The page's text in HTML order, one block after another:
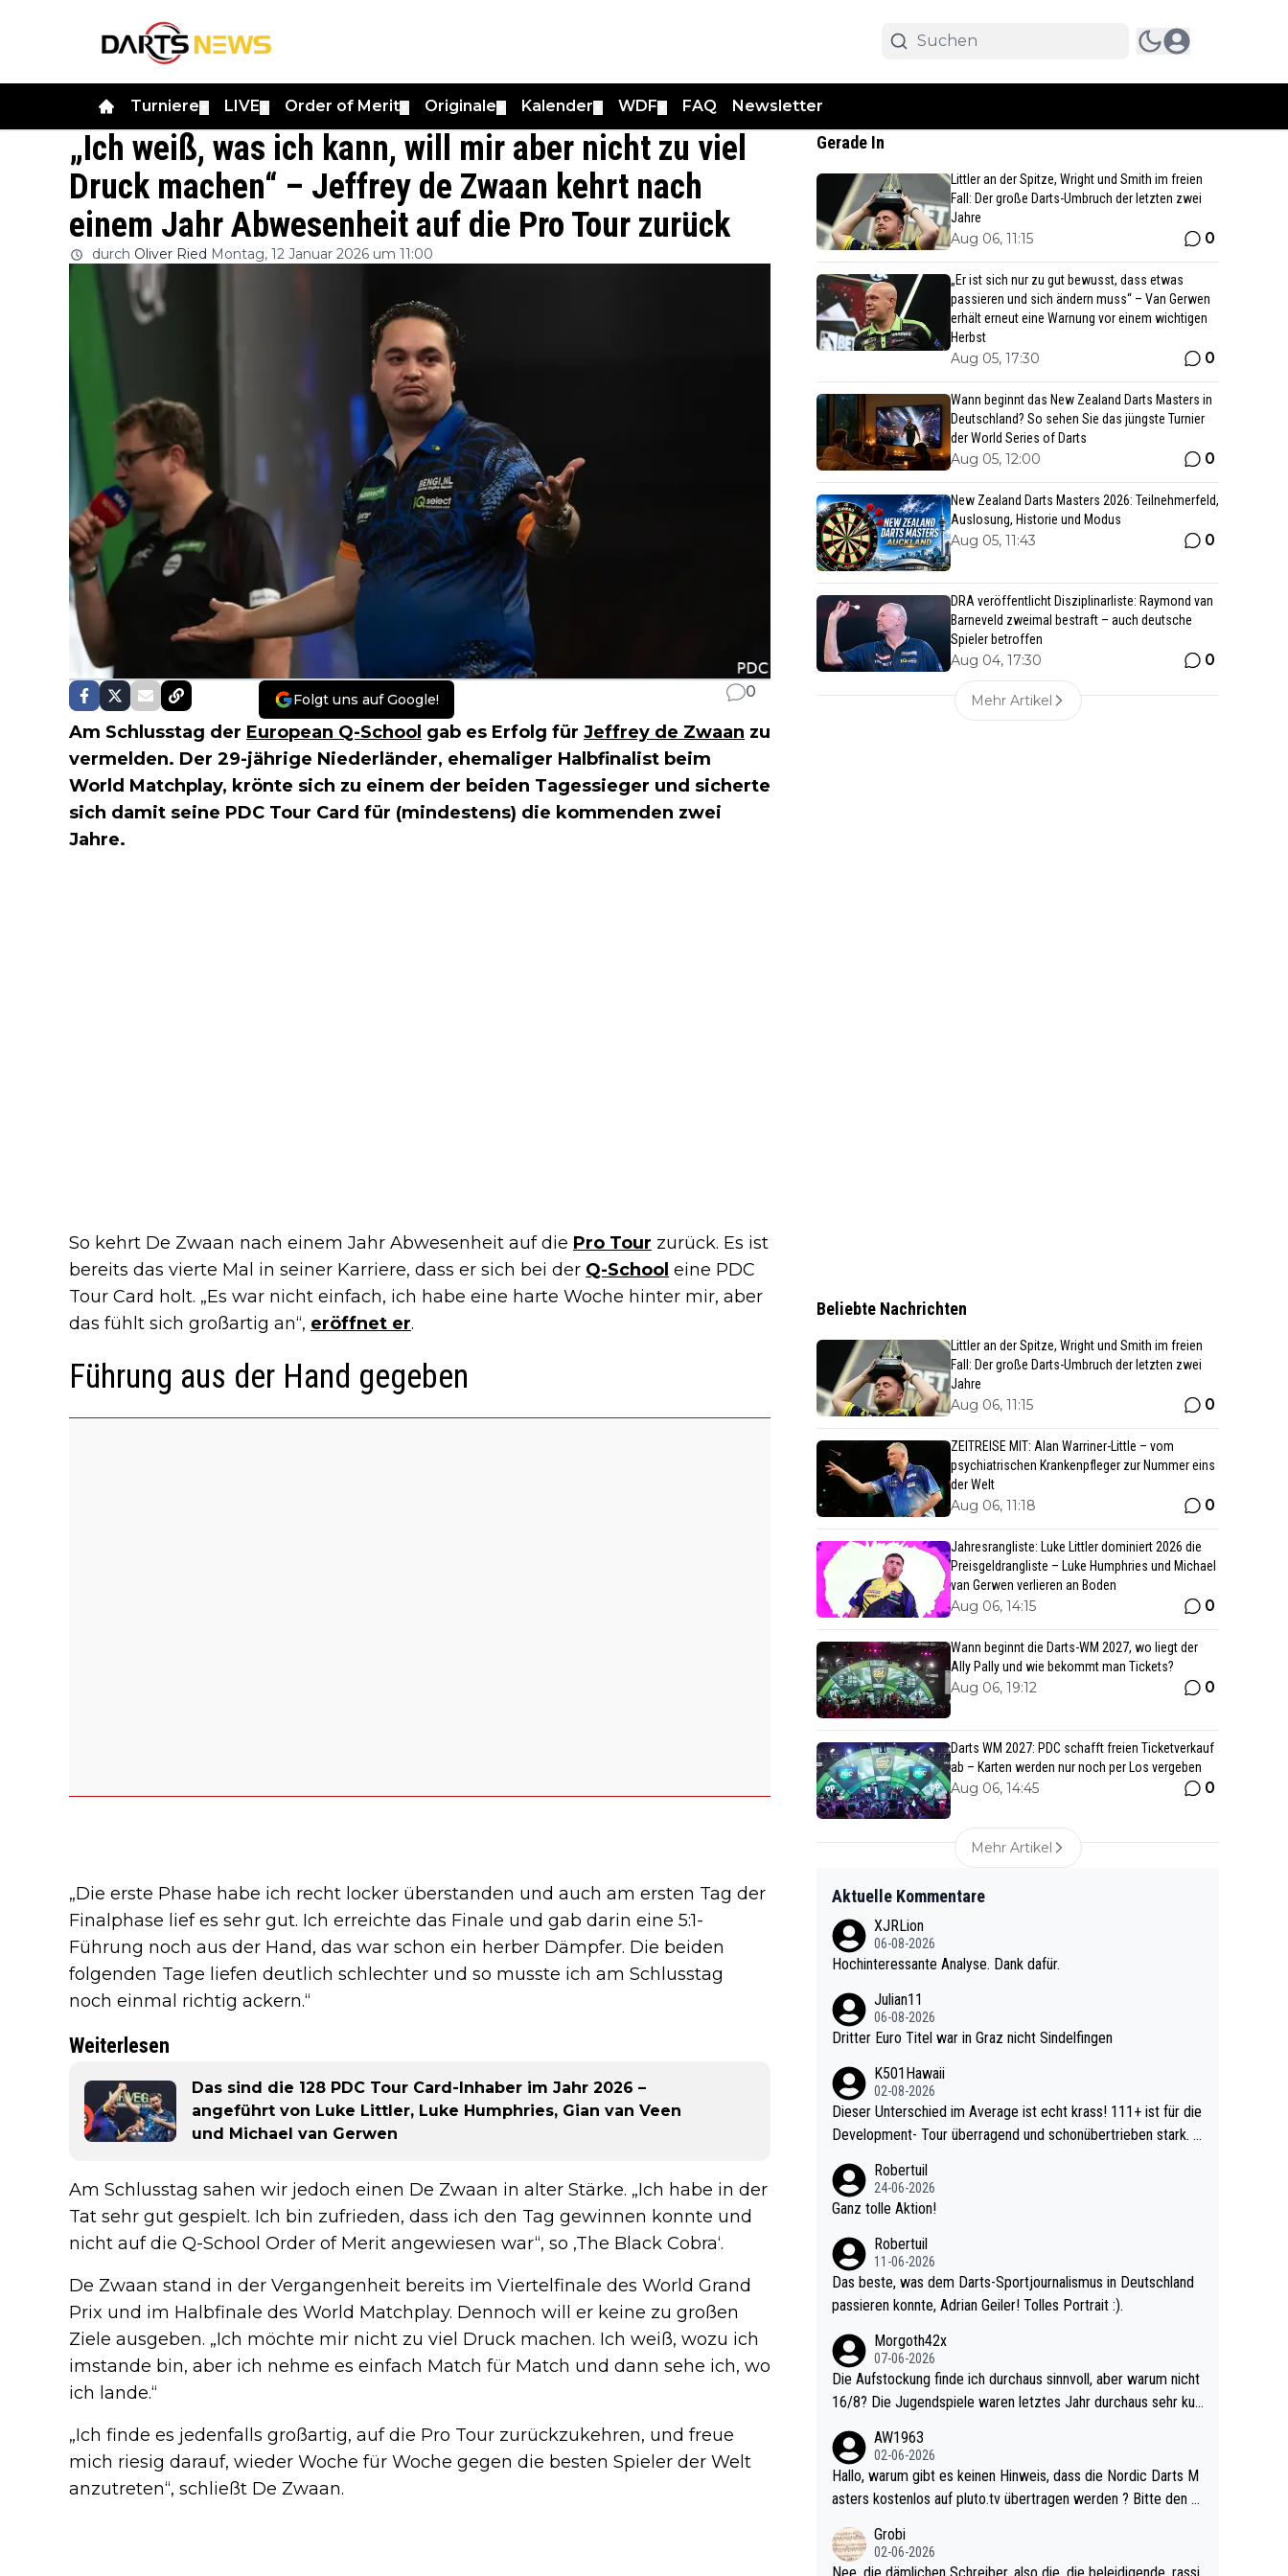
Turniere LIVE Order of Merit Originale Kalender WDF FAQ Newsletter
„Ich weiß, was ich kann, will mir aber nicht zu viel
Druck machen“ – Jeffrey de Zwaan kehrt nach
einem Jahr Abwesenheit auf die Pro Tour zurück
durch Oliver Ried Montag, 12 Januar 2026 um 11:00
Folgt uns auf Google! 0
Am Schlusstag der European Q-School gab es Erfolg für Jeffrey de Zwaan zu
vermelden. Der 29-jährige Niederländer, ehemaliger Halbfinalist beim
World Matchplay, krönte sich zu einem der beiden Tagessieger und sicherte
sich damit seine PDC Tour Card für (mindestens) die kommenden zwei
Jahre.
So kehrt De Zwaan nach einem Jahr Abwesenheit auf die Pro Tour zurück. Es ist
bereits das vierte Mal in seiner Karriere, dass er sich bei der Q-School eine PDC
Tour Card holt. „Es war nicht einfach, ich habe eine harte Woche hinter mir, aber
das fühlt sich großartig an“, eröffnet er.
Führung aus der Hand gegeben
„Die erste Phase habe ich recht locker überstanden und auch am ersten Tag der
Finalphase lief es sehr gut. Ich erreichte das Finale und gab darin eine 5:1-
Führung noch aus der Hand, das war schon ein herber Dämpfer. Die beiden
folgenden Tage liefen deutlich schlechter und so musste ich am Schlusstag
noch einmal richtig ackern.“
Weiterlesen
Das sind die 128 PDC Tour Card-Inhaber im Jahr 2026 –
angeführt von Luke Littler, Luke Humphries, Gian van Veen
und Michael van Gerwen
Am Schlusstag sahen wir jedoch einen De Zwaan in alter Stärke. „Ich habe in der
Tat sehr gut gespielt. Ich bin zufrieden, dass ich den Tag gewinnen konnte und
nicht auf die Q-School Order of Merit angewiesen war“, so ‚The Black Cobra‘.
De Zwaan stand in der Vergangenheit bereits im Viertelfinale des World Grand
Prix und im Halbfinale des World Matchplay. Dennoch will er keine zu großen
Ziele ausgeben. „Ich möchte mir nicht zu viel Druck machen. Ich weiß, wozu ich
imstande bin, aber ich nehme es einfach Match für Match und dann sehe ich, wo
ich lande.“
„Ich finde es jedenfalls großartig, auf die Pro Tour zurückzukehren, und freue
mich riesig darauf, wieder Woche für Woche gegen die besten Spieler der Welt
anzutreten“, schließt De Zwaan.
Gerade In
Littler an der Spitze, Wright und Smith im freien
Fall: Der große Darts-Umbruch der letzten zwei
Jahre
Aug 06, 11:15 0
„Er ist sich nur zu gut bewusst, dass etwas
passieren und sich ändern muss“ – Van Gerwen
erhält erneut eine Warnung vor einem wichtigen
Herbst
Aug 05, 17:30 0
Wann beginnt das New Zealand Darts Masters in
Deutschland? So sehen Sie das jüngste Turnier
der World Series of Darts
Aug 05, 12:00 0
New Zealand Darts Masters 2026: Teilnehmerfeld,
Auslosung, Historie und Modus
Aug 05, 11:43 0
DRA veröffentlicht Disziplinarliste: Raymond van
Barneveld zweimal bestraft – auch deutsche
Spieler betroffen
Aug 04, 17:30 0
Mehr Artikel
Beliebte Nachrichten
Littler an der Spitze, Wright und Smith im freien
Fall: Der große Darts-Umbruch der letzten zwei
Jahre
Aug 06, 11:15 0
ZEITREISE MIT: Alan Warriner-Little – vom
psychiatrischen Krankenpfleger zur Nummer eins
der Welt
Aug 06, 11:18 0
Jahresrangliste: Luke Littler dominiert 2026 die
Preisgeldrangliste – Luke Humphries und Michael
van Gerwen verlieren an Boden
Aug 06, 14:15 0
Wann beginnt die Darts-WM 2027, wo liegt der
Ally Pally und wie bekommt man Tickets?
Aug 06, 19:12 0
Darts WM 2027: PDC schafft freien Ticketverkauf
ab – Karten werden nur noch per Los vergeben
Aug 06, 14:45 0
Mehr Artikel
Aktuelle Kommentare
XJRLion
06-08-2026
Hochinteressante Analyse. Dank dafür.
Julian11
06-08-2026
Dritter Euro Titel war in Graz nicht Sindelfingen
K501Hawaii
02-08-2026
Dieser Unterschied im Average ist echt krass! 111+ ist für die
Development- Tour überragend und schonübertrieben stark. U
e mal 40+ erst recht. Da gewinnst keinen Blumentopf - ist ja n
och krasser wie ein Pokalspiel eines Kreisligisten vs einem Bu
Robertuil
24-06-2026
Ganz tolle Aktion!
Robertuil
11-06-2026
Das beste, was dem Darts-Sportjournalismus in Deutschland
passieren konnte, Adrian Geiler! Tolles Portrait :).
Morgoth42x
07-06-2026
Die Aufstockung finde ich durchaus sinnvoll, aber warum nicht
16/8? Die Jugendspiele waren letztes Jahr durchaus sehr kur
l. Allerdings ist Mitchell Lawrie als Nummer 1 der Welt eh quali
fiziert. Somit ändert die automatische Qualifikation des Weltm
eisters erstmal nichts. Ich denke sie wollen damit für nächste
d wohl wenig WDF Turniere spielen. Dies war bei Archie Self l
etztes Jahr der Fall. Er musste als amtierender Weltmeister d
AW1963
02-06-2026
Hallo, warum gibt es keinen Hinweis, dass die Nordic Darts M
asters kostenlos auf pluto.tv übertragen werden ? Bitte den A
Grobi
02-06-2026